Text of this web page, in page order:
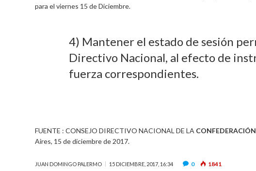
para el viernes 15 de Diciembre.
4) Mantener el estado de sesión
Directivo Nacional, al efecto de
fuerza correspondientes.
FUENTE : CONSEJO DIRECTIVO NACIONAL DE LA
Aires, 15 de diciembre de 2017.
JUAN DOMINGO PALERMO 15 DICIEMBRE, 2017, 16:34 0 1841